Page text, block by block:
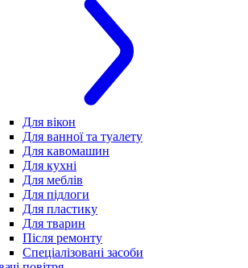
Для вікон
Для ванної та туалету
Для кавомашин
Для кухні
Для меблів
Для підлоги
Для пластику
Для тварин
Після ремонту
Спеціалізовані засоби